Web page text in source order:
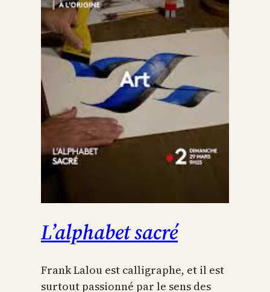
L’alphabet sacré
Frank Lalou est calligraphe, et il est
surtout passionné par le sens des